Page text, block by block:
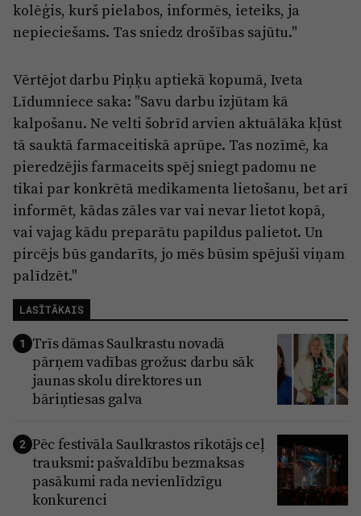
kolēģis, kurš pielabos, informēs, ieteiks, ja
nepieciešams. Tas sniedz drošības sajūtu."
Vērtējot darbu Piņķu aptiekā kopumā, Iveta
Līdumniece saka: "Savu darbu izjūtam kā
kalpošanu. Ne velti šobrīd arvien aktuālāka kļūst
tā sauktā farmaceitiskā aprūpe. Tas nozīmē, ka
pieredzējis farmaceits spēj sniegt padomu ne
tikai par konkrētā medikamenta lietošanu, bet arī
informēt, kādas zāles var vai nevar lietot kopā,
vai vajag kādu preparātu papildus palietot. Un
pircējs būs gandarīts, jo mēs būsim spējuši viņam
palīdzēt."
LASĪTĀKAIS
1 Trīs dāmas Saulkrastu novadā
pārņem vadības grožus: darbu sāk
jaunas skolu direktores un
bāriņtiesas galva
2 Pēc festivāla Saulkrastos rīkotājs ceļ
trauksmi: pašvaldību bezmaksas
pasākumi rada nevienlīdzīgu
konkurenci